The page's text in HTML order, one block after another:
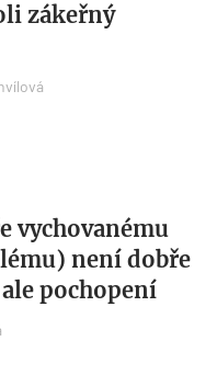
zákeřný
vychovanému
není dobře
pochopení